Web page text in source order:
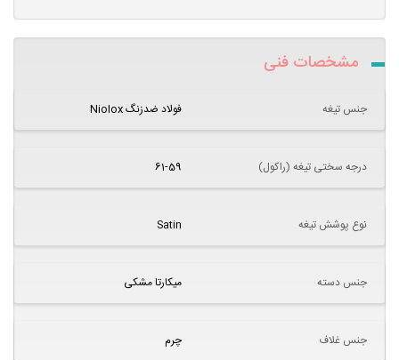
مشخصات فنی
جنس تیغه فولاد ضدزنگ Niolox
درجه سختی تیغه (راکول) 61-59
نوع پوشش تیغه Satin
جنس دسته میکارتا مشکی
جنس غلاف چرم